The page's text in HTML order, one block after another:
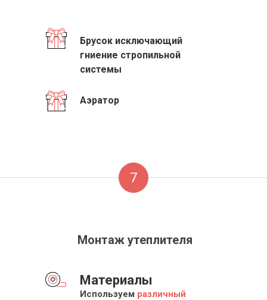
Брусок исключающий
гниение стропильной
системы
Аэратор
7
Монтаж утеплителя
Материалы
Используем различный